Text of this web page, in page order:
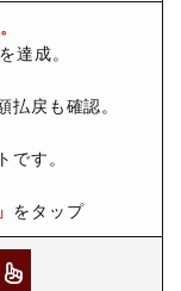
達成。
払戻も確認。
です。
をタップ